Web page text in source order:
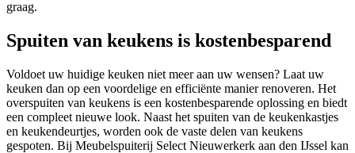
graag.
Spuiten van keukens is kostenbesparend
Voldoet uw huidige keuken niet meer aan uw wensen? Laat uw
keuken dan op een voordelige en efficiënte manier renoveren. Het
overspuiten van keukens is een kostenbesparende oplossing en biedt
een compleet nieuwe look. Naast het spuiten van de keukenkastjes
en keukendeurtjes, worden ook de vaste delen van keukens
gespoten. Bij Meubelspuiterij Select Nieuwerkerk aan den IJssel kan